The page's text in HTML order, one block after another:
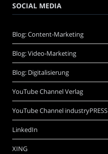
SOCIAL MEDIA
Blog: Content-Marketing
Blog: Video-Marketing
Blog: Digitalisierung
YouTube Channel Verlag
YouTube Channel industryPRESS
LinkedIn
XING